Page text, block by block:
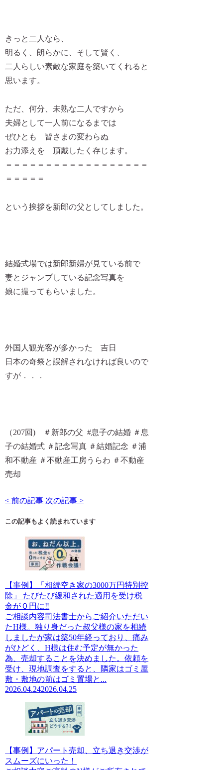
きっと二人なら、
明るく、朗らかに、そして賢く、
二人らしい素敵な家庭を築いてくれると
思います。
ただ、何分、未熟な二人ですから
夫婦として一人前になるまでは
ぜひとも 皆さまの変わらぬ
お力添えを 頂戴したく存じます。
＝＝＝＝＝＝＝＝＝＝＝＝＝＝＝＝＝＝
＝＝＝＝＝
という挨拶を新郎の父としてしました。
結婚式場では新郎新婦が見ている前で
妻とジャンプしている記念写真を
娘に撮ってもらいました。
外国人観光客が多かった 吉日
日本の奇祭と誤解されなければ良いので
すが．．．
（207回) ＃新郎の父 #息子の結婚 ＃息
子の結婚式 ＃記念写真 ＃結婚記念 ＃浦
和不動産 ＃不動産工房うらわ ＃不動産
売却
< 前の記事 次の記事 >
この記事もよく読まれています
【事例】「相続空き家の3000万円特別控
除」 たびたび緩和された適用を受け税
金が０円に‼
ご相談内容司法書士からご紹介いただい
たH様。独り身だった叔父様の家を相続
しましたが家は築50年経っており、痛み
がひどく、H様は住む予定が無かった
為、売却することを決めました。依頼を
受け、現地調査をすると、隣家はゴミ屋
敷・敷地の前はゴミ置場と...
2026.04.242026.04.25
【事例】アパート売却、立ち退き交渉が
スムーズにいった！